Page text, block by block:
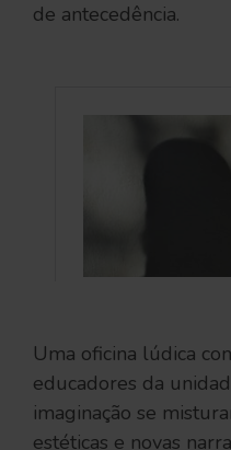
de antecedência.
Uma oficina lúdica
educadores da
imaginação se
estéticas e novas